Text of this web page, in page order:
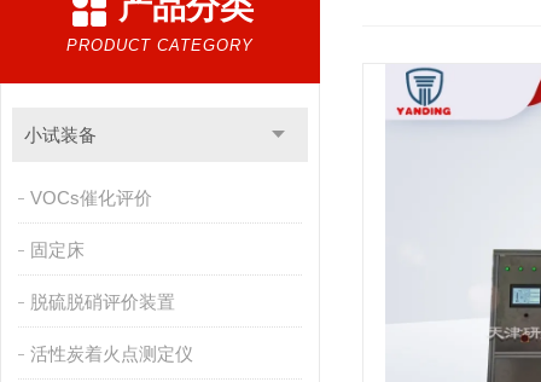
PRODUCT CATEGORY
小试装备
VOCs催化评价
固定床
脱硫脱硝评价装置
活性炭着火点测定仪